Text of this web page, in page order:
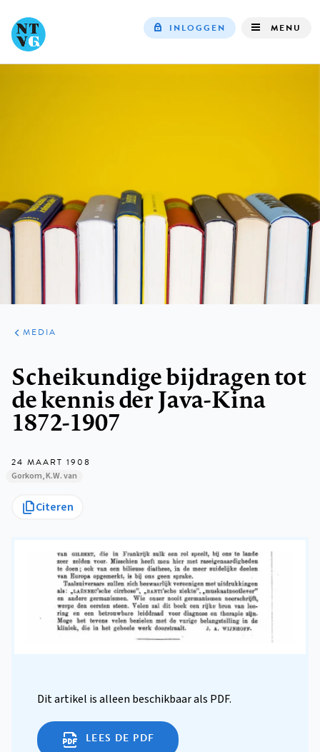
INLOGGEN MENU
ARTIKELEN
VARIA
MEDIA
Scheikundige bijdragen tot
de kennis der Java-Kina
1872-1907
24 MAART 1908
Gorkom, K.W. van
Citeren
Dit artikel is alleen beschikbaar als PDF.
LEES DE PDF